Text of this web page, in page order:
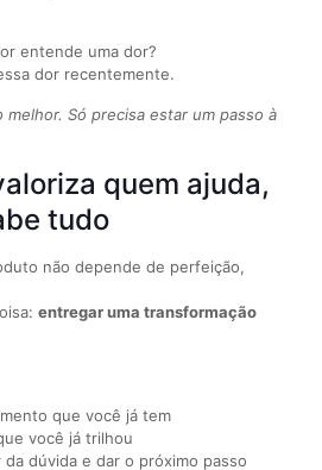
entende uma dor?
dor recentemente.
melhor. Só precisa estar um passo à
quem ajuda,
tudo
não depende de perfeição,
entregar uma transformação
que você já tem
você já trilhou
da dúvida e dar o próximo passo